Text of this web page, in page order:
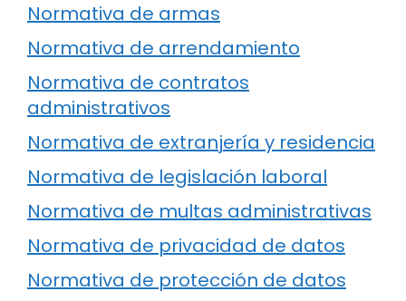
Normativa de armas
Normativa de arrendamiento
Normativa de contratos
administrativos
Normativa de extranjería y residencia
Normativa de legislación laboral
Normativa de multas administrativas
Normativa de privacidad de datos
Normativa de protección de datos